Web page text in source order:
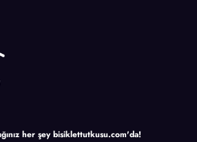
her şey bisiklettutkusu.com'da!